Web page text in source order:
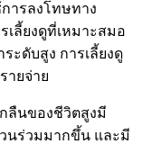
ารลงโทษทาง
เลี้ยงดูที่เหมาะสมอ
ะดับสูง การเลี้ยงดู
ายจ่าย
ลืนของชีวิตสูงมี
นร่วมมากขึ้น และมี